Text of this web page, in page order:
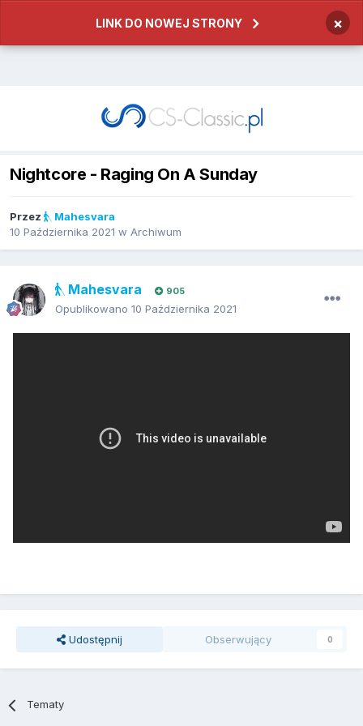
LINK DO NOWEJ STRONY ×
Nightcore - Raging On A Sunday
Przez
Mahesvara
10 Października 2021 w Archiwum
Mahesvara 905
Opublikowano 10 Października 2021
Udostępnij Obserwujący 0
Tematy